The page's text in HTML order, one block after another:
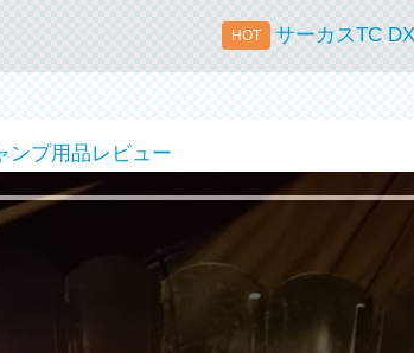
サーカスTC DX
ンプ用品レビュー